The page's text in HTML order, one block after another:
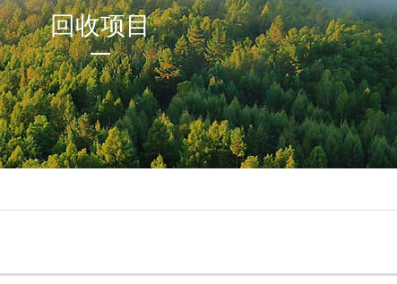
回收项目